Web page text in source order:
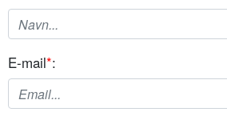
E-mail*: